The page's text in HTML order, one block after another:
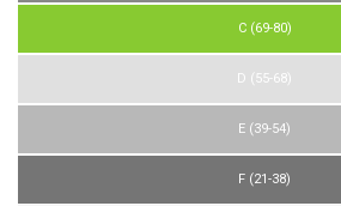
C (69-80)
D (55-68)
E (39-54)
F (21-38)